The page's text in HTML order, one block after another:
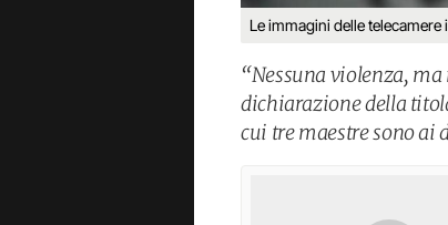
Le immagini delle
“Nessuna violenza,
dichiarazione della
cui tre maestre sono